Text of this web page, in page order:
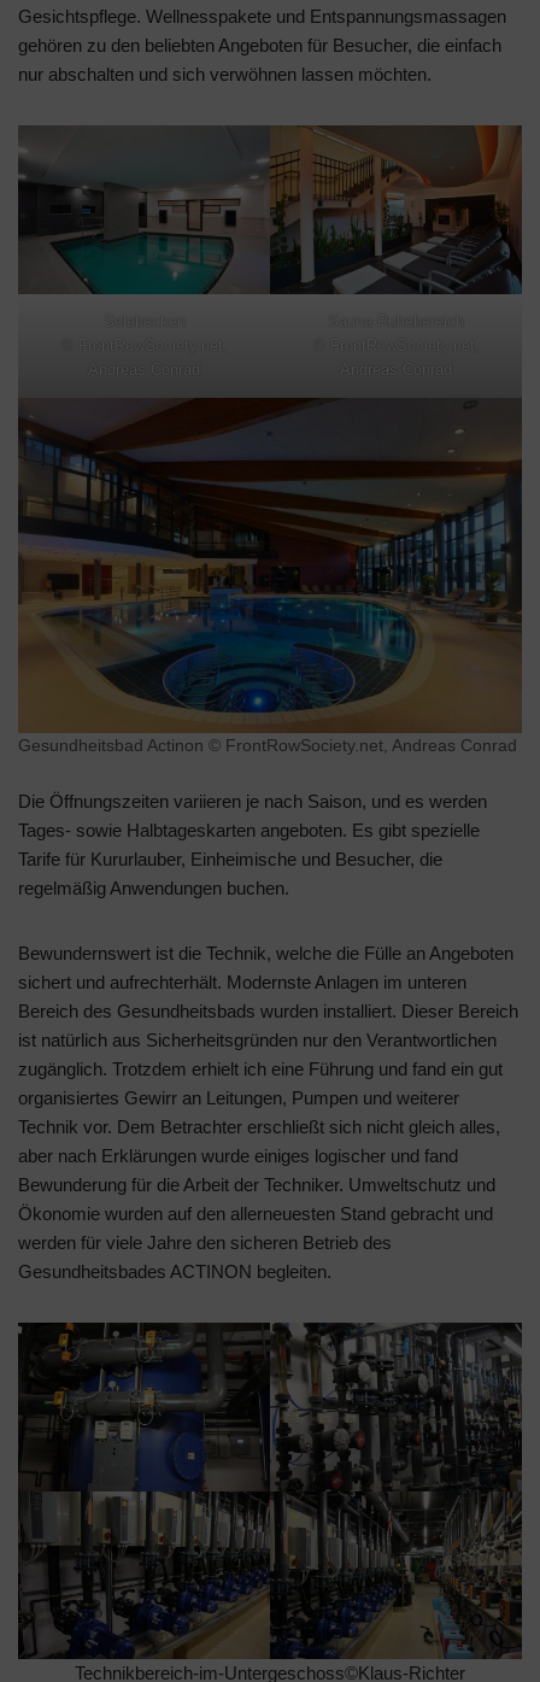
Gesichtspflege. Wellnesspakete und Entspannungsmassagen
gehören zu den beliebten Angeboten für Besucher, die einfach
nur abschalten und sich verwöhnen lassen möchten.
Andreas Conrad
Andreas Conrad
Gesundheitsbad Actinon © FrontRowSociety.net, Andreas Conrad
Die Öffnungszeiten variieren je nach Saison, und es werden
Tages- sowie Halbtageskarten angeboten. Es gibt spezielle
Tarife für Kururlauber, Einheimische und Besucher, die
regelmäßig Anwendungen buchen.
Bewundernswert ist die Technik, welche die Fülle an Angeboten
sichert und aufrechterhält. Modernste Anlagen im unteren
Bereich des Gesundheitsbads wurden installiert. Dieser Bereich
ist natürlich aus Sicherheitsgründen nur den Verantwortlichen
zugänglich. Trotzdem erhielt ich eine Führung und fand ein gut
organisiertes Gewirr an Leitungen, Pumpen und weiterer
Technik vor. Dem Betrachter erschließt sich nicht gleich alles,
aber nach Erklärungen wurde einiges logischer und fand
Bewunderung für die Arbeit der Techniker. Umweltschutz und
Ökonomie wurden auf den allerneuesten Stand gebracht und
werden für viele Jahre den sicheren Betrieb des
Gesundheitsbades ACTINON begleiten.
Technikbereich-im-Untergeschoss©Klaus-Richter